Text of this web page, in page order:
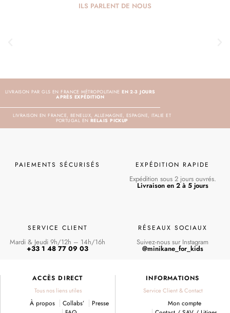
ILS PARLENT DE NOUS
LIVRAISON PAR GLS EN FRANCE MÉTROPOLITAINEEN 2-3 JOURS
APRÈS EXPÉDITION
LIVRAISON EN FRANCE, BENELUX, ALLEMAGNE, ESPAGNE, ITALIE ET
PORTUGAL EN RELAIS PICKUP
PAIEMENTS SÉCURISÉS EXPÉDITION RAPIDE
Expédition sous 2 jours ouvrés.
Livraison en 2 à 5 jours
SERVICE CLIENT
Mardi & Jeudi 9h/12h – 14h/16h
+33 1 48 77 09 03
RÉSEAUX SOCIAUX
Suivez-nous sur Instagram
@minikane_for_kids
ACCÈS DIRECT
Tous nos liens utiles
À propos Collabs’
Presse
INFORMATIONS
Service Client & Contact
Mon compte